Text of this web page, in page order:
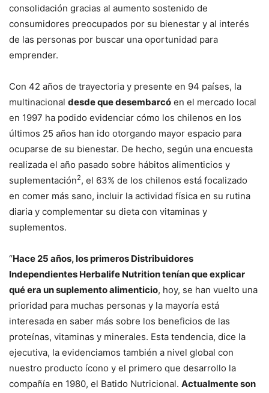
consolidación gracias al aumento sostenido de
consumidores preocupados por su bienestar y al interés
de las personas por buscar una oportunidad para
emprender.
Con 42 años de trayectoria y presente en 94 países, la
multinacional desde que desembarcó en el mercado local
en 1997 ha podido evidenciar cómo los chilenos en los
últimos 25 años han ido otorgando mayor espacio para
ocuparse de su bienestar. De hecho, según una encuesta
realizada el año pasado sobre hábitos alimenticios y
suplementación2, el 63% de los chilenos está focalizado
en comer más sano, incluir la actividad física en su rutina
diaria y complementar su dieta con vitaminas y
suplementos.
“Hace 25 años, los primeros Distribuidores
Independientes Herbalife Nutrition tenían que explicar
qué era un suplemento alimenticio, hoy, se han vuelto una
prioridad para muchas personas y la mayoría está
interesada en saber más sobre los beneficios de las
proteínas, vitaminas y minerales. Esta tendencia, dice la
ejecutiva, la evidenciamos también a nivel global con
nuestro producto ícono y el primero que desarrollo la
compañía en 1980, el Batido Nutricional. Actualmente son